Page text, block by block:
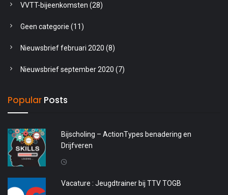
VVTT-bijeenkomsten (28)
Geen categorie (11)
Nieuwsbrief februari 2020 (8)
Nieuwsbrief september 2020 (7)
Popular Posts
Bijscholing – ActionTypes benadering en
Drijfveren
Vacature : Jeugdtrainer bij TTV TOGB